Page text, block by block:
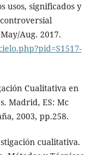
usos, significados y
Aug. 2017.
Cualitativa en
Madrid, ES: Mc
2003, pp.258.
cualitativa.